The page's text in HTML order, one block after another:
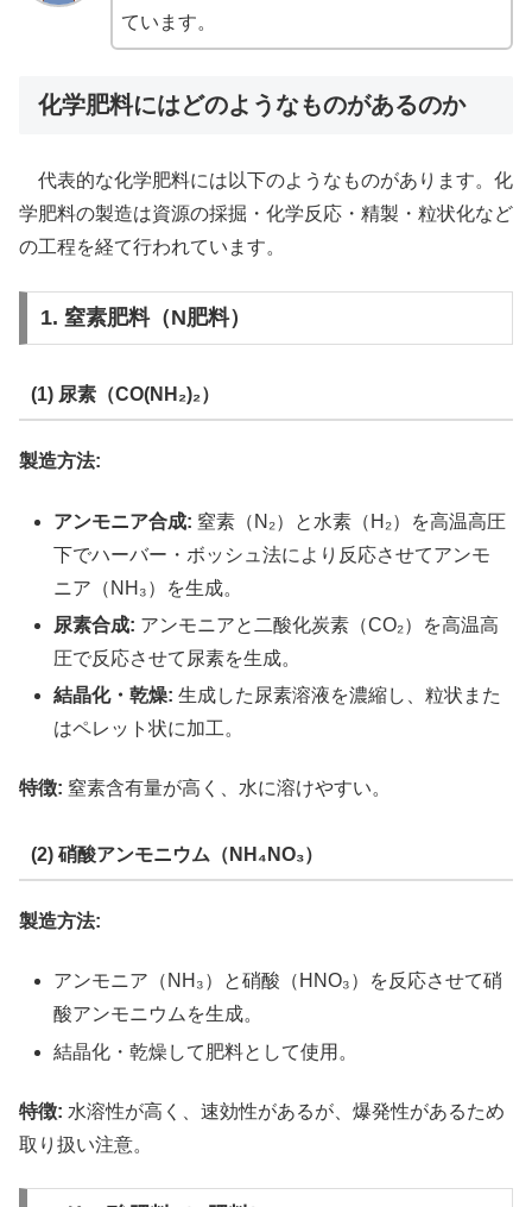
ています。
化学肥料にはどのようなものがあるのか
代表的な化学肥料には以下のようなものがあります。化
学肥料の製造は資源の採掘・化学反応・精製・粒状化など
の工程を経て行われています。
1. 窒素肥料（N肥料）
(1) 尿素（CO(NH₂)₂）
製造方法:
アンモニア合成: 窒素（N₂）と水素（H₂）を高温高圧
下でハーバー・ボッシュ法により反応させてアンモ
ニア（NH₃）を生成。
尿素合成: アンモニアと二酸化炭素（CO₂）を高温高
圧で反応させて尿素を生成。
結晶化・乾燥: 生成した尿素溶液を濃縮し、粒状また
はペレット状に加工。
特徴: 窒素含有量が高く、水に溶けやすい。
(2) 硝酸アンモニウム（NH₄NO₃）
製造方法:
アンモニア（NH₃）と硝酸（HNO₃）を反応させて硝
酸アンモニウムを生成。
結晶化・乾燥して肥料として使用。
特徴: 水溶性が高く、速効性があるが、爆発性があるため
取り扱い注意。